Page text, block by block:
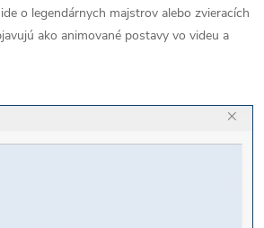
o legendárnych majstrov alebo zvieracích
ako animované postavy vo videu a